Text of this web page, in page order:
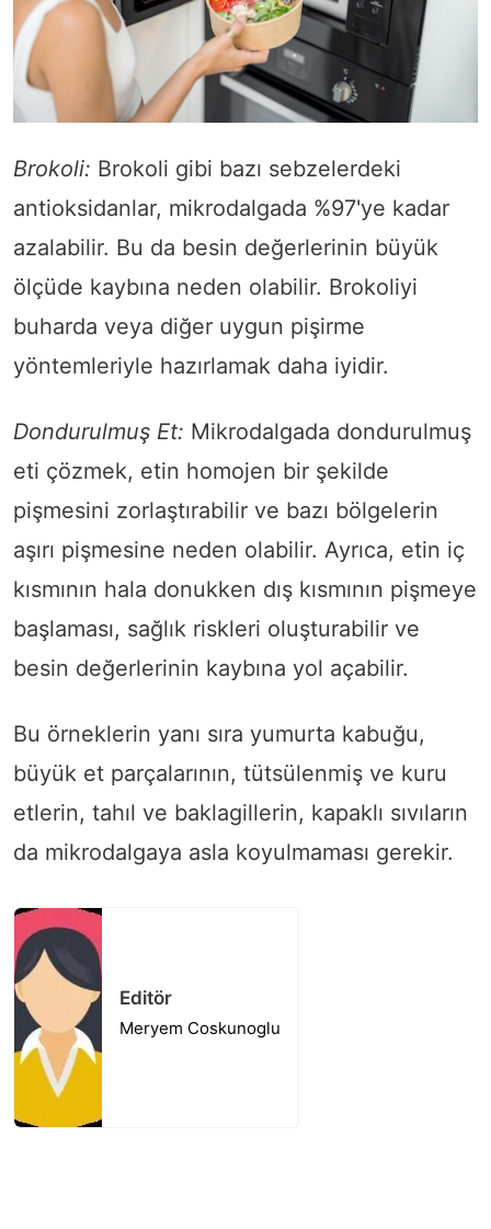
Brokoli: Brokoli gibi bazı sebzelerdeki
antioksidanlar, mikrodalgada %97'ye kadar
azalabilir. Bu da besin değerlerinin büyük
ölçüde kaybına neden olabilir. Brokoliyi
buharda veya diğer uygun pişirme
yöntemleriyle hazırlamak daha iyidir.
Dondurulmuş Et: Mikrodalgada dondurulmuş
eti çözmek, etin homojen bir şekilde
pişmesini zorlaştırabilir ve bazı bölgelerin
aşırı pişmesine neden olabilir. Ayrıca, etin iç
kısmının hala donukken dış kısmının pişmeye
başlaması, sağlık riskleri oluşturabilir ve
besin değerlerinin kaybına yol açabilir.
Bu örneklerin yanı sıra yumurta kabuğu,
büyük et parçalarının, tütsülenmiş ve kuru
etlerin, tahıl ve baklagillerin, kapaklı sıvıların
da mikrodalgaya asla koyulmaması gerekir.
Editör
Meryem Coskunoglu